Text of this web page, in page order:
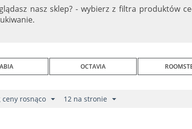
nasz sklep? - wybierz z filtra produktów
OCTAVIA
ceny rosnąco 12 na stronie